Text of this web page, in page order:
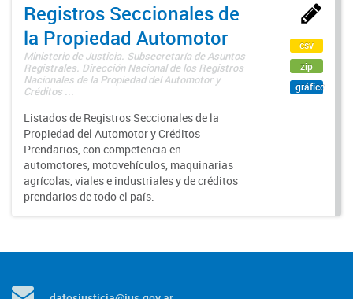
Registros Seccionales de
la Propiedad Automotor
Ministerio de Justicia. Subsecretaría de Asuntos
Registrales. Dirección Nacional de los Registros
Nacionales de la Propiedad del Automotor y
Créditos ...
Listados de Registros Seccionales de la
Propiedad del Automotor y Créditos
Prendarios, con competencia en
automotores, motovehículos, maquinarias
agrícolas, viales e industriales y de créditos
prendarios de todo el país.
csv
zip
gráfico